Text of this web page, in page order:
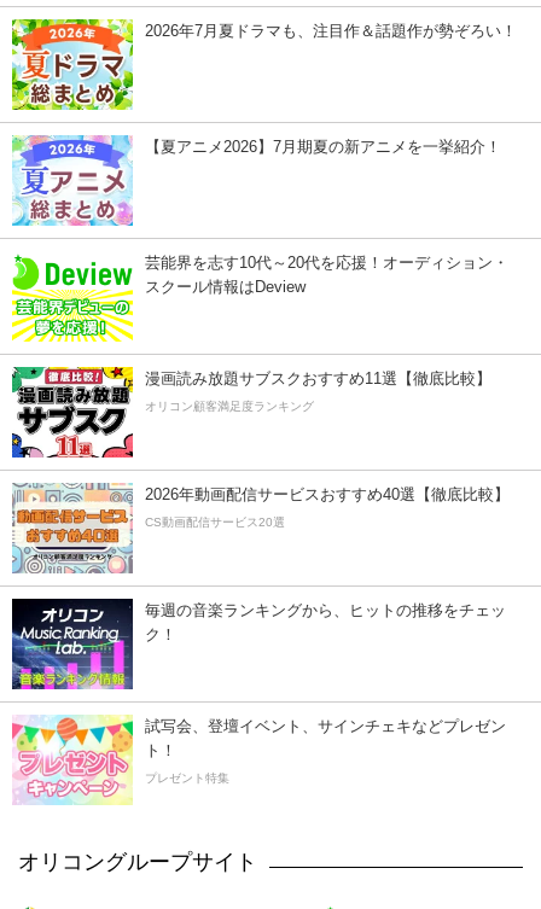
2026年7月夏ドラマも、注目作＆話題作が勢ぞろい！
【夏アニメ2026】7月期夏の新アニメを一挙紹介！
芸能界を志す10代～20代を応援！オーディション・
スクール情報はDeview
漫画読み放題サブスクおすすめ11選【徹底比較】
オリコン顧客満足度ランキング
2026年動画配信サービスおすすめ40選【徹底比較】
CS動画配信サービス20選
毎週の音楽ランキングから、ヒットの推移をチェッ
ク！
試写会、登壇イベント、サインチェキなどプレゼン
ト！
プレゼント特集
オリコングループサイト